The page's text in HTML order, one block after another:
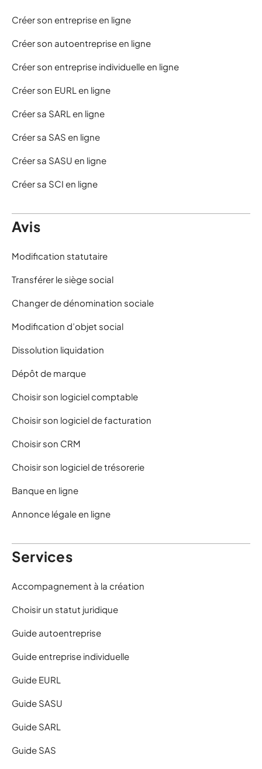
Créer son entreprise en ligne
Créer son autoentreprise en ligne
Créer son entreprise individuelle en ligne
Créer son EURL en ligne
Créer sa SARL en ligne
Créer sa SAS en ligne
Créer sa SASU en ligne
Créer sa SCI en ligne
Avis
Modification statutaire
Transférer le siège social
Changer de dénomination sociale
Modification d’objet social
Dissolution liquidation
Dépôt de marque
Choisir son logiciel comptable
Choisir son logiciel de facturation
Choisir son CRM
Choisir son logiciel de trésorerie
Banque en ligne
Annonce légale en ligne
Services
Accompagnement à la création
Choisir un statut juridique
Guide autoentreprise
Guide entreprise individuelle
Guide EURL
Guide SASU
Guide SARL
Guide SAS